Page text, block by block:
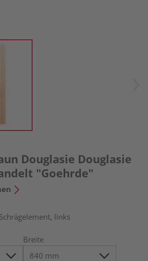
Douglasie Douglasie
"Goehrde"
links
Breite